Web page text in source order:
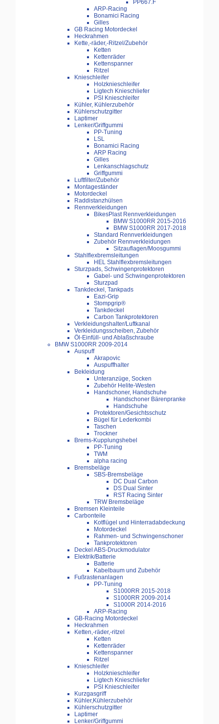
PP667.F
ARP-Racing
Bonamici Racing
Gilles
GB Racing Motordeckel
Heckrahmen
Kette,-räder,-Ritzel/Zubehör
Ketten
Kettenräder
Kettenspanner
Ritzel
Knieschleifer
Holzknieschleifer
Ligtech Knieschliefer
PSI Knieschleifer
Kühler, Kühlerzubehör
Kühlerschutzgitter
Laptimer
Lenker/Griffgummi
PP-Tuning
LSL
Bonamici Racing
ARP Racing
Gilles
Lenkanschlagschutz
Griffgummi
Luftfilter/Zubehör
Montageständer
Motordeckel
Raddistanzhülsen
Rennverkleidungen
BikesPlast Rennverkleidungen
BMW S1000RR 2015-2016
BMW S1000RR 2017-2018
Standard Rennverkleidungen
Zubehör Rennverkleidungen
Sitzauflagen/Moosgummi
Stahlflexbremsleitungen
HEL Stahlflexbremsleitungen
Sturzpads, Schwingenprotektoren
Gabel- und Schwingenprotektoren
Sturzpad
Tankdeckel, Tankpads
Eazi-Grip
Stompgrip®
Tankdeckel
Carbon Tankprotektoren
Verkleidungshalter/Luftkanal
Verkleidungsscheiben, Zubehör
Öl-Einfüll- und Ablaßschraube
BMW S1000RR 2009-2014
Auspuff
Akrapovic
Auspuffhalter
Bekleidung
Unteranzüge, Socken
Zubehör Helite-Westen
Handschoner, Handschuhe
Handschoner Bärenpranke
Handschuhe
Protektoren/Gesichtsschutz
Bügel für Lederkombi
Taschen
Trockner
Brems-Kupplungshebel
PP-Tuning
TWM
alpha racing
Bremsbeläge
SBS-Bremsbeläge
DC Dual Carbon
DS Dual Sinter
RST Racing Sinter
TRW Bremsbeläge
Bremsen Kleinteile
Carbonteile
Kotflügel und Hinterradabdeckung
Motordeckel
Rahmen- und Schwingenschoner
Tankprotektoren
Deckel ABS-Druckmodulator
Elektrik/Batterie
Batterie
Kabelbaum und Zubehör
Fußrastenanlagen
PP-Tuning
S1000RR 2015-2018
S1000RR 2009-2014
S1000R 2014-2016
ARP-Racing
GB-Racing Motordeckel
Heckrahmen
Ketten,-räder,-ritzel
Ketten
Kettenräder
Kettenspanner
Ritzel
Knieschleifer
Holzknieschleifer
Ligtech Knieschliefer
PSI Knieschleifer
Kurzgasgriff
Kühler,Kühlerzubehör
Kühlerschutzgitter
Laptimer
Lenker/Griffgummi